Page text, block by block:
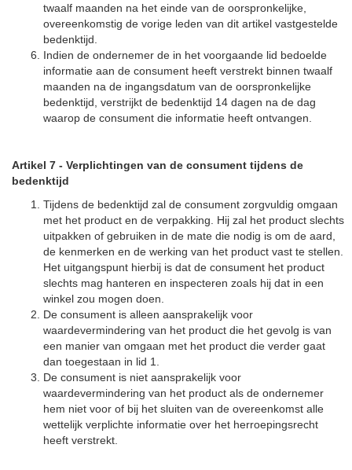
twaalf maanden na het einde van de oorspronkelijke,
overeenkomstig de vorige leden van dit artikel vastgestelde
bedenktijd.
Indien de ondernemer de in het voorgaande lid bedoelde
informatie aan de consument heeft verstrekt binnen twaalf
maanden na de ingangsdatum van de oorspronkelijke
bedenktijd, verstrijkt de bedenktijd 14 dagen na de dag
waarop de consument die informatie heeft ontvangen.
Artikel 7 - Verplichtingen van de consument tijdens de
bedenktijd
Tijdens de bedenktijd zal de consument zorgvuldig omgaan
met het product en de verpakking. Hij zal het product slechts
uitpakken of gebruiken in de mate die nodig is om de aard,
de kenmerken en de werking van het product vast te stellen.
Het uitgangspunt hierbij is dat de consument het product
slechts mag hanteren en inspecteren zoals hij dat in een
winkel zou mogen doen.
De consument is alleen aansprakelijk voor
waardevermindering van het product die het gevolg is van
een manier van omgaan met het product die verder gaat
dan toegestaan in lid 1.
De consument is niet aansprakelijk voor
waardevermindering van het product als de ondernemer
hem niet voor of bij het sluiten van de overeenkomst alle
wettelijk verplichte informatie over het herroepingsrecht
heeft verstrekt.